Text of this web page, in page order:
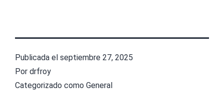
Publicada el septiembre 27, 2025
Por drfroy
Categorizado como General